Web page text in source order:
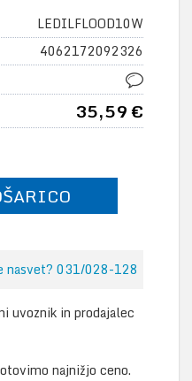
LEDILFLOOD10W
4062172092326
35,59 €
nasvet? 031/028-128
uvoznik in prodajalec
najnižjo ceno.